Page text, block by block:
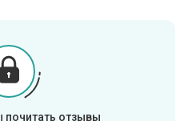
почитать отзывы